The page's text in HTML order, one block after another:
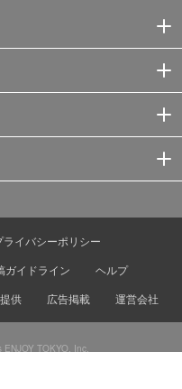
ライバシーポリシー
ガイドライン
ヘルプ
供 広告掲載 運営会社
TOKYO, Inc.